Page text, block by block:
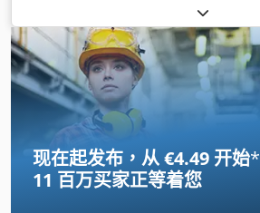
现在起发布，从 €4.49 开始*
11 百万买家正等着您